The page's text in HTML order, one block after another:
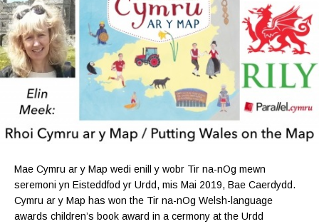
Mae Cymru ar y Map wedi enill y wobr Tir na-nOg mewn
seremoni yn Eisteddfod yr Urdd, mis Mai 2019, Bae Caerdydd.
Cymru ar y Map has won the Tir na-nOg Welsh-language
awards children’s book award in a cermony at the Urdd